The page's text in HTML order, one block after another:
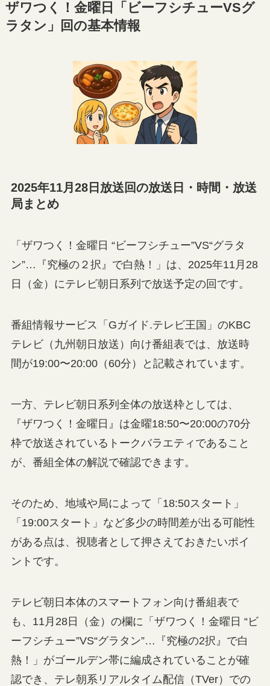
ザワつく！金曜日「ビーフシチューVSグ
ラタン」回の基本情報
2025年11月28日放送回の放送日・時間・放送
局まとめ
「ザワつく！金曜日 “ビーフシチュー”VS“グラタ
ン”…『究極の２択』で白熱！」は、2025年11月28
日（金）にテレビ朝日系列で放送予定の回です。
番組情報サービス「Gガイド.テレビ王国」のKBC
テレビ（九州朝日放送）向け番組表では、放送時
間が19:00〜20:00（60分）と記載されています。
一方、テレビ朝日系列全体の放送枠としては、
『ザワつく！金曜日』は金曜18:50〜20:00の70分
枠で放送されているトークバラエティであること
が、番組全体の解説で確認できます。
そのため、地域や局によって「18:50スタート」
「19:00スタート」など多少の時間差が出る可能性
がある点は、視聴者として押さえておきたいポイ
ントです。
テレビ朝日本体のスマートフォン向け番組表で
も、11月28日（金）の欄に「ザワつく！金曜日 “ビ
ーフシチュー”VS“グラタン”…『究極の2択』で白
熱！」がゴールデン帯に編成されていることが確
認でき、テレ朝系リアルタイム配信（TVer）での